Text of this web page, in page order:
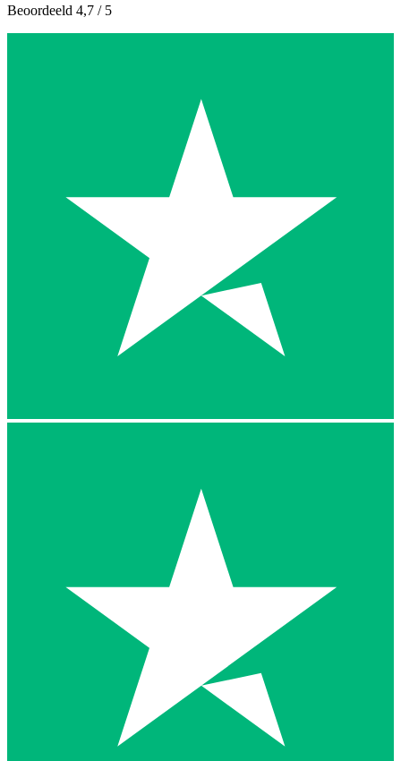
Beoordeeld 4,7 / 5